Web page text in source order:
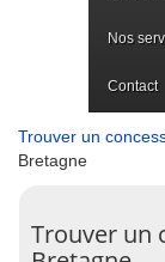
Nos
Contact
Trouver un
Bretagne
Trouver un